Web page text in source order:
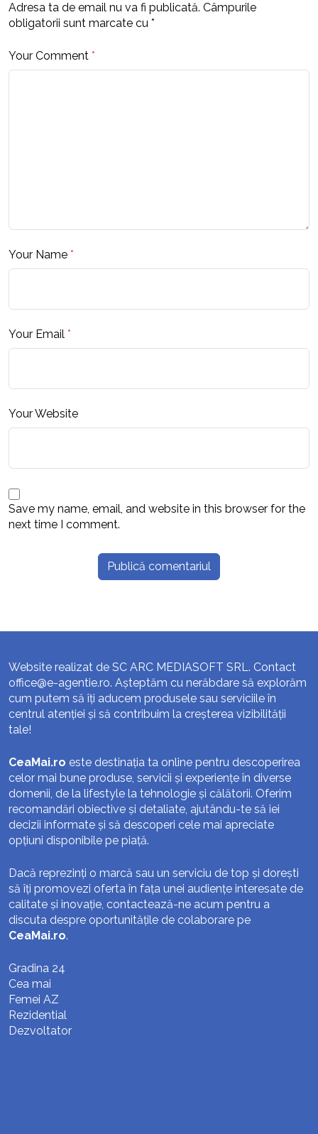
Adresa ta de email nu va fi publicată. Câmpurile
obligatorii sunt marcate cu *
Your Comment *
Your Name *
Your Email *
Your Website
Save my name, email, and website in this browser for the
next time I comment.
Website realizat de SC ARC MEDIASOFT SRL. Contact
office@e-agentie.ro. Așteptăm cu nerăbdare să explorăm
cum putem să îți aducem produsele sau serviciile în
centrul atenției și să contribuim la creșterea vizibilității
tale!
CeaMai.ro este destinația ta online pentru descoperirea
celor mai bune produse, servicii și experiențe în diverse
domenii, de la lifestyle la tehnologie și călătorii. Oferim
recomandări obiective și detaliate, ajutându-te să iei
decizii informate și să descoperi cele mai apreciate
opțiuni disponibile pe piață.
Dacă reprezinți o marcă sau un serviciu de top și dorești
să îți promovezi oferta în fața unei audiențe interesate de
calitate și inovație, contactează-ne acum pentru a
discuta despre oportunitățile de colaborare pe
CeaMai.ro.
Gradina 24
Cea mai
Femei AZ
Rezidential
Dezvoltator